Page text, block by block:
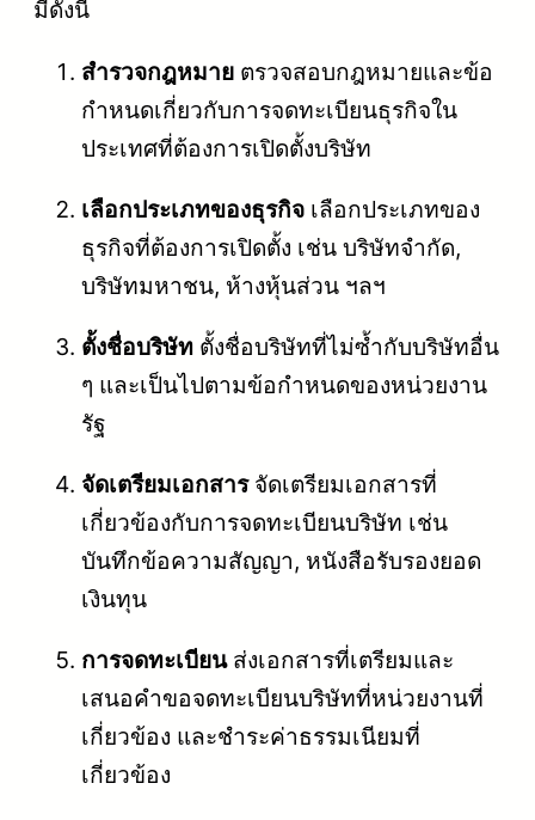
มีดังนี้
สำรวจกฎหมาย ตรวจสอบกฎหมายและข้อ
กำหนดเกี่ยวกับการจดทะเบียนธุรกิจใน
ประเทศที่ต้องการเปิดตั้งบริษัท
เลือกประเภทของธุรกิจ เลือกประเภทของ
ธุรกิจที่ต้องการเปิดตั้ง เช่น บริษัทจำกัด,
บริษัทมหาชน, ห้างหุ้นส่วน ฯลฯ
ตั้งชื่อบริษัท ตั้งชื่อบริษัทที่ไม่ซ้ำกับบริษัทอื่น
ๆ และเป็นไปตามข้อกำหนดของหน่วยงาน
รัฐ
จัดเตรียมเอกสารจัดเตรียมเอกสารที่
เกี่ยวข้องกับการจดทะเบียนบริษัท เช่น
บันทึกข้อความสัญญา, หนังสือรับรองยอด
เงินทุน
การจดทะเบียนส่งเอกสารที่เตรียมและ
เสนอคำขอจดทะเบียนบริษัทที่หน่วยงานที่
เกี่ยวข้อง และชำระค่าธรรมเนียมที่
เกี่ยวข้อง